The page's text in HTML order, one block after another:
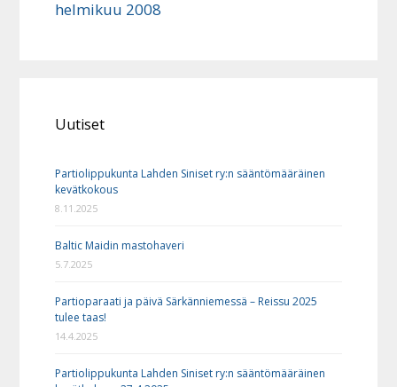
helmikuu 2008
Uutiset
Partiolippukunta Lahden Siniset ry:n sääntömääräinen
kevätkokous
8.11.2025
Baltic Maidin mastohaveri
5.7.2025
Partioparaati ja päivä Särkänniemessä – Reissu 2025
tulee taas!
14.4.2025
Partiolippukunta Lahden Siniset ry:n sääntömääräinen